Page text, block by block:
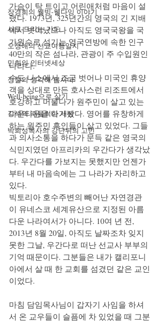
장경희의 웰빙-웰다잉 이야기
시로 드리는 기도
오정애의 선교여행일지
민희의 인터넷세상
정철의 생각해 봅시다
Well-being으로 살기
강석의 떠들썩한 세상
박희성목사의 강단뒤의 고민
가슴이 탁 트이고 어린애처럼 마음이 설
랬다. 1973년, 325년간의 영국의 긴 지배
에서 벗어났으나 아직도 영국국왕을 국
가원수로 섬기는 영국연방에 속한 인구
40만의 작은 섬나라, 관광이 주 수입원인
나라다.
수도 나소에서 조금 벗어나 미국인 휴양
객을 상대로 만든 호사스런 리조트에서
호강하고 머물다가 원주민이 살고 있는
다운타운을 나가봤다. 영어를 유창하게
하는 원주민 흑인들이 살고 있었다. 그들
과 의사소통을 하다가 문득 같은 영국의
식민지였던 아프리카의 우간다가 생각났
다. 우간다를 가보지는 못했지만 언젠가
부터 내 마음속에는 그 나라가 자리하고
있다.
빅토리아 호수주변의 빼어난 자연경관
이 유네스코 세계유산으로 지정된 아름
다운 나라여서가 아니다. 10여 년 전,
2013년 8월 20일, 아직도 날짜조차 잊지
못한 그날, 우간다로 떠난 선교사 부부의
기억 때문이다. 그분들은 내가 캘리포니
아에서 살 때 한 교회를 섬겼던 같은 교인
이었다.
마침 담임목사님이 갑자기 사임을 하셔
서 온 교우들이 슬픔에 차 있었을 때 그분